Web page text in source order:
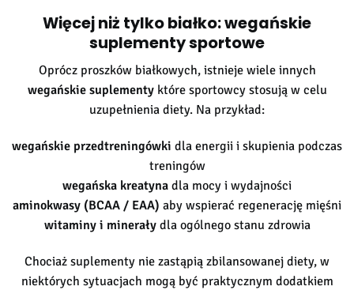
Więcej niż tylko białko: wegańskie
suplementy sportowe
Oprócz proszków białkowych, istnieje wiele innych
wegańskie suplementyktóre sportowcy stosują w celu
uzupełnienia diety. Na przykład:
wegańskie przedtreningówki dla energii i skupienia podczas
treningów
wegańska kreatyna dla mocy i wydajności
aminokwasy (BCAA / EAA) aby wspierać regenerację mięśni
witaminy i minerałydla ogólnego stanu zdrowia
Chociaż suplementy nie zastąpią zbilansowanej diety, w
niektórych sytuacjach mogą być praktycznym dodatkiem